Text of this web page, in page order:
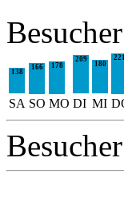
138
166 178
209
180
221
SA SO MO DI MI